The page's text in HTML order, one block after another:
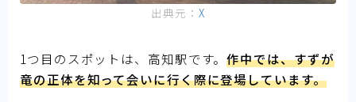
出典元： X
1つ目のスポットは、高知駅です。作中では、すずが
竜の正体を知って会いに行く際に登場しています。